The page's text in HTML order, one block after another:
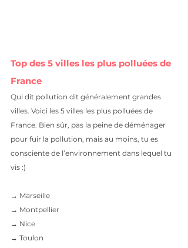
Top des 5 villes les plus polluées de
France
Qui dit pollution dit généralement grandes
villes. Voici les 5 villes les plus polluées de
France. Bien sûr, pas la peine de déménager
pour fuir la pollution, mais au moins, tu es
consciente de l’environnement dans lequel tu
vis :)
→ Marseille
→ Montpellier
→ Nice
→ Toulon